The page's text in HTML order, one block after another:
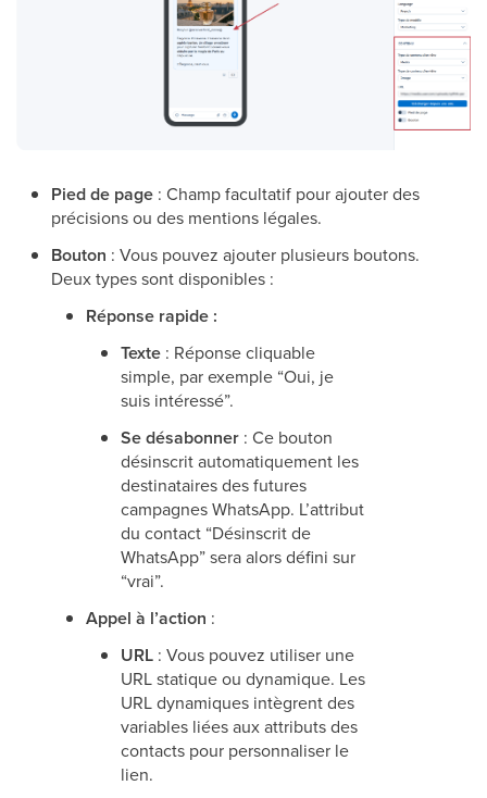
Pied de page : Champ facultatif pour ajouter des
précisions ou des mentions légales.
Bouton : Vous pouvez ajouter plusieurs boutons.
Deux types sont disponibles :
Réponse rapide :
Texte : Réponse cliquable
simple, par exemple “Oui, je
suis intéressé”.
Se désabonner : Ce bouton
désinscrit automatiquement les
destinataires des futures
campagnes WhatsApp. L’attribut
du contact “Désinscrit de
WhatsApp” sera alors défini sur
“vrai”.
Appel à l’action :
URL : Vous pouvez utiliser une
URL statique ou dynamique. Les
URL dynamiques intègrent des
variables liées aux attributs des
contacts pour personnaliser le
lien.